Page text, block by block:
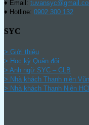
♦ Email:
♦ Hotline: 0902 300 132
SYC
> Giới thiệu
> Học kỳ Quân đội
> Anh ngữ SYC – CLB
> Nhà khách Thanh niên
> Nhà khách Thanh Niên